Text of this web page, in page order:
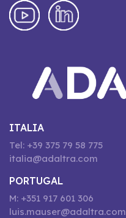
ITALIA
Tel: +39 375 79 58 775
italia@adaltra.com
PORTUGAL
M: +351 917 601 306
luis.mauser@adaltra.com